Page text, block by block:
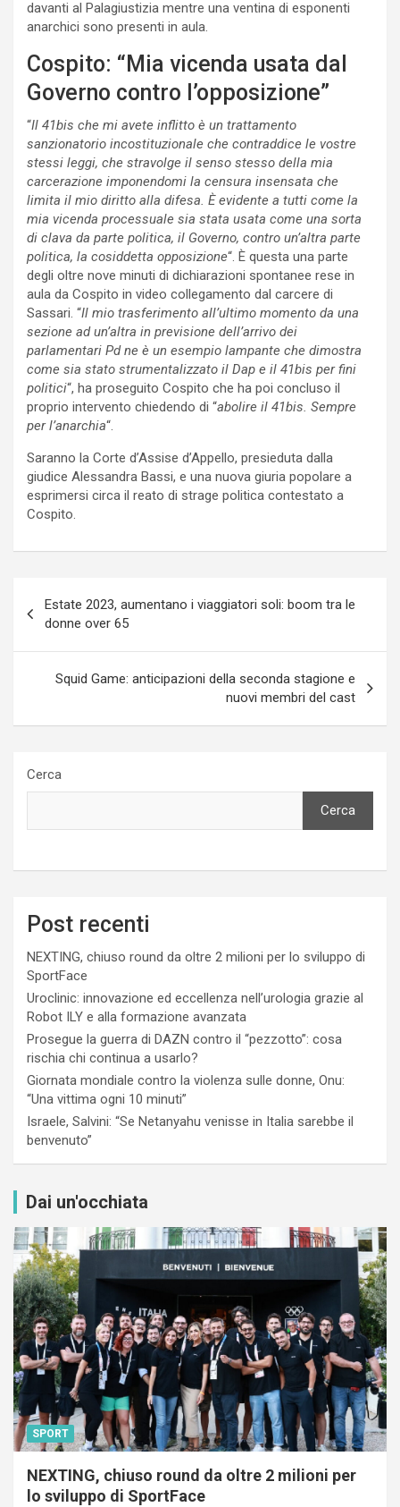
davanti al Palagiustizia mentre una ventina di esponenti
anarchici sono presenti in aula.
Cospito: “Mia vicenda usata dal
Governo contro l’opposizione”
“Il 41bis che mi avete inflitto è un trattamento
sanzionatorio incostituzionale che contraddice le vostre
stessi leggi, che stravolge il senso stesso della mia
carcerazione imponendomi la censura insensata che
limita il mio diritto alla difesa. È evidente a tutti come la
mia vicenda processuale sia stata usata come una sorta
di clava da parte politica, il Governo, contro un’altra parte
politica, la cosiddetta opposizione“. È questa una parte
degli oltre nove minuti di dichiarazioni spontanee rese in
aula da Cospito in video collegamento dal carcere di
Sassari. “Il mio trasferimento all’ultimo momento da una
sezione ad un’altra in previsione dell’arrivo dei
parlamentari Pd ne è un esempio lampante che dimostra
come sia stato strumentalizzato il Dap e il 41bis per fini
politici“, ha proseguito Cospito che ha poi concluso il
proprio intervento chiedendo di “abolire il 41bis. Sempre
per l’anarchia“.
Saranno la Corte d’Assise d’Appello, presieduta dalla
giudice Alessandra Bassi, e una nuova giuria popolare a
esprimersi circa il reato di strage politica contestato a
Cospito.
articoli
Estate 2023, aumentano i viaggiatori soli: boom tra le
donne over 65
Squid Game: anticipazioni della seconda stagione e
nuovi membri del cast
Cerca
Cerca
Post recenti
NEXTING, chiuso round da oltre 2 milioni per lo sviluppo di
SportFace
Uroclinic: innovazione ed eccellenza nell’urologia grazie al
Robot ILY e alla formazione avanzata
Prosegue la guerra di DAZN contro il “pezzotto”: cosa
rischia chi continua a usarlo?
Giornata mondiale contro la violenza sulle donne, Onu:
“Una vittima ogni 10 minuti”
Israele, Salvini: “Se Netanyahu venisse in Italia sarebbe il
benvenuto”
Dai un'occhiata
SPORT
NEXTING, chiuso round da oltre 2 milioni per
lo sviluppo di SportFace